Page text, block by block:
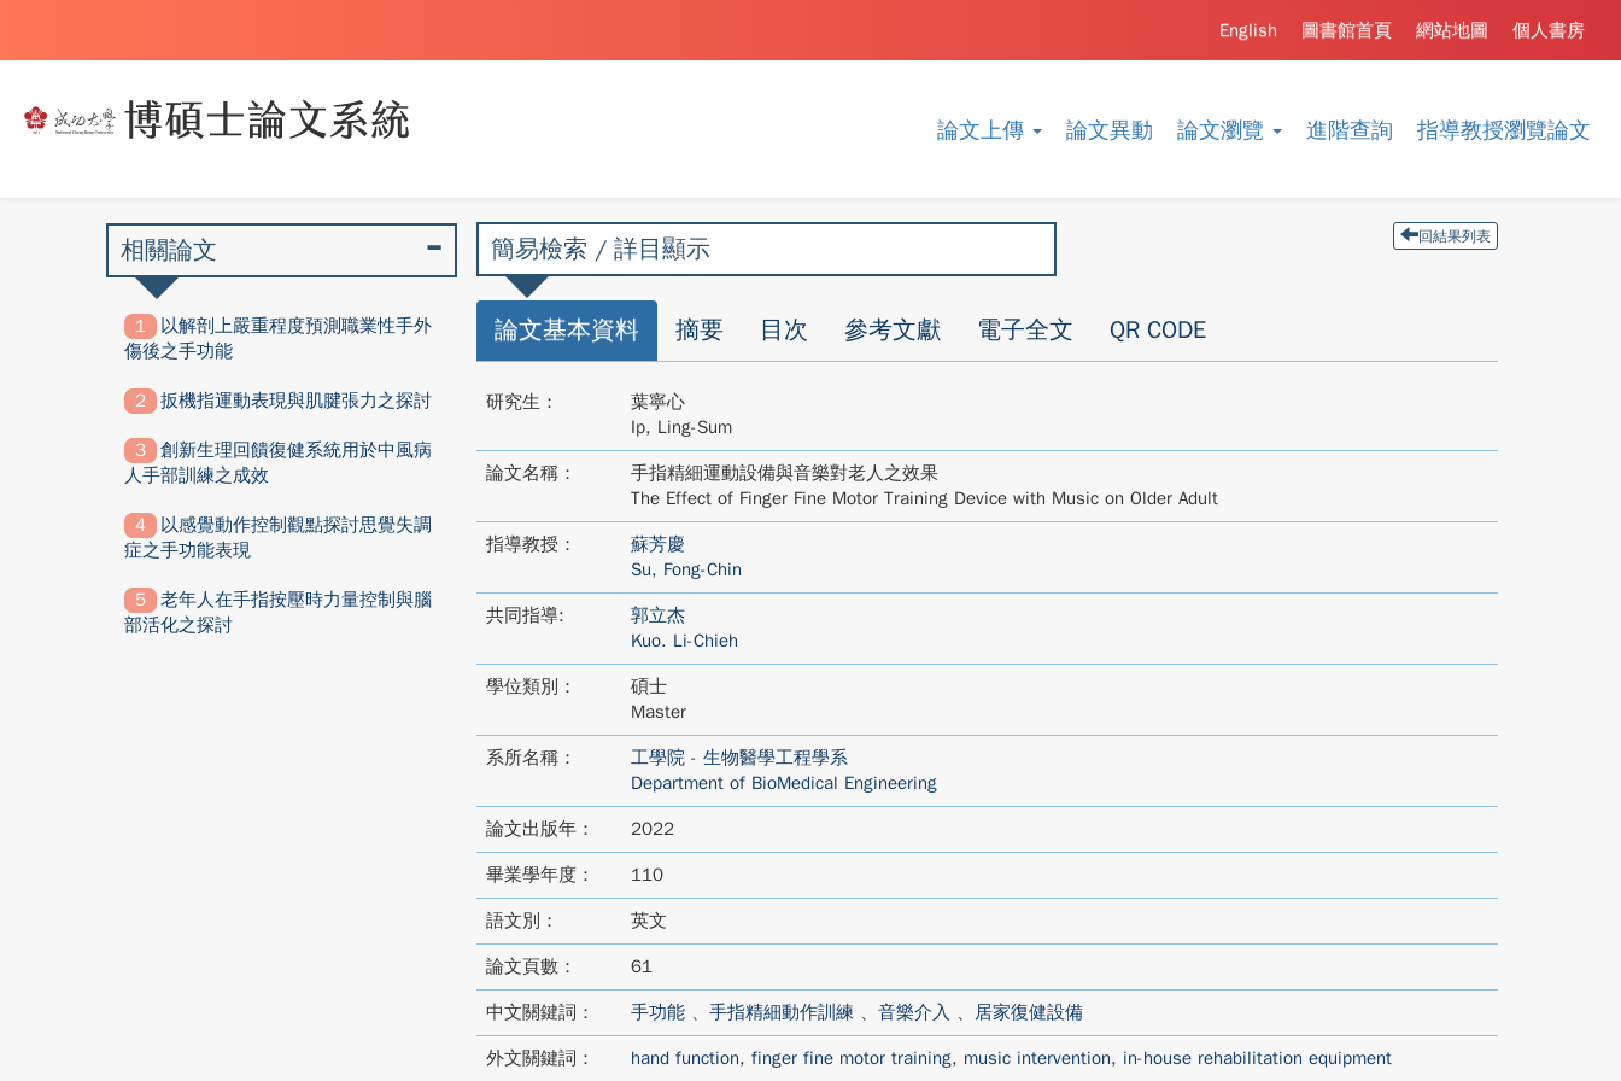
論文上傳 論文異動 論文瀏覽 進階查詢 指導教授瀏覽論文
個人書房
網站地圖
圖書館首頁
English
簡易檢索 / 詳目顯示 回結果列表
論文基本資料 摘要 目次 參考文獻 電子全文 QR CODE
研究生：
葉寧心
Ip, Ling-Sum
論文名稱：
手指精細運動設備與音樂對老人之效果
The Effect of Finger Fine Motor Training Device with Music on Older Adult
指導教授：
蘇芳慶
Su, Fong-Chin
共同指導:
郭立杰
Kuo. Li-Chieh
學位類別：
碩士
Master
系所名稱：
工學院 - 生物醫學工程學系
Department of BioMedical Engineering
論文出版年： 2022
畢業學年度： 110
語文別： 英文
論文頁數： 61
中文關鍵詞： 手功能、 手指精細動作訓練、 音樂介入 、 居家復健設備
外文關鍵詞： hand function, finger fine motor training, music intervention, in-house rehabilitation equipment
相關論文
以解剖上嚴重程度預測職業性手外
傷後之手功能
扳機指運動表現與肌腱張力之探討
創新生理回饋復健系統用於中風病
人手部訓練之成效
以感覺動作控制觀點探討思覺失調
症之手功能表現
老年人在手指按壓時力量控制與腦
部活化之探討